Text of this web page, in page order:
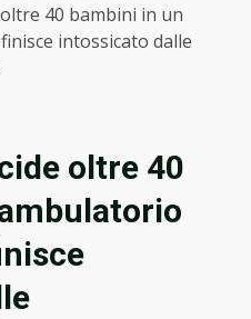
40 bambini in un
intossicato dalle
oltre 40